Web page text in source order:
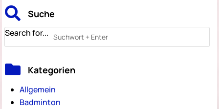
 Suche
Search for...
 Kategorien
Allgemein
Badminton